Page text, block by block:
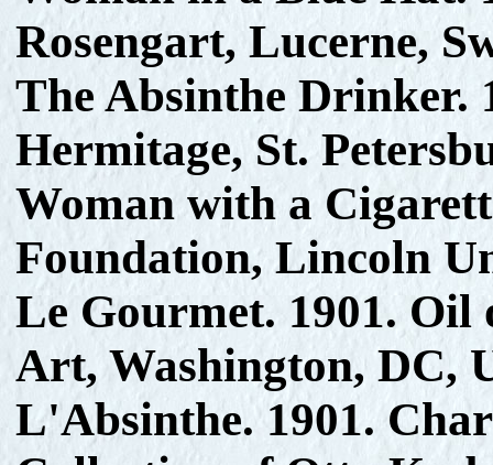
Rosengart, Lucerne,
The Absinthe Drinker.
Hermitage, St.
Woman with a
Foundation, Lincoln
Le Gourmet. 1901. Oil
Art, Washington, DC,
L'Absinthe. 1901.